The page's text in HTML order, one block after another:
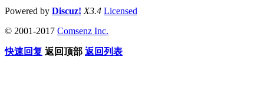
Powered by Discuz! X3.4 Licensed
© 2001-2017 Comsenz Inc.
快速回复 返回顶部 返回列表